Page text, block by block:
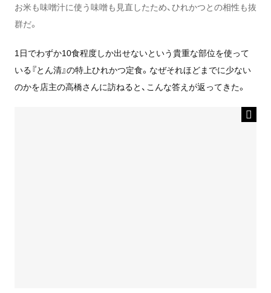
お米も味噌汁に使う味噌も見直したため、ひれかつとの相性も抜
群だ。
1日でわずか10食程度しか出せないという貴重な部位を使って
いる『とん清』の特上ひれかつ定食。なぜそれほどまでに少ない
のかを店主の高橋さんに訪ねると、こんな答えが返ってきた。